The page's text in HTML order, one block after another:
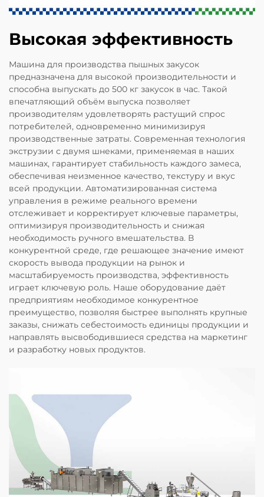
Высокая эффективность
Машина для производства пышных закусок
предназначена для высокой производительности и
способна выпускать до 500 кг закусок в час. Такой
впечатляющий объём выпуска позволяет
производителям удовлетворять растущий спрос
потребителей, одновременно минимизируя
производственные затраты. Современная технология
экструзии с двумя шнеками, применяемая в наших
машинах, гарантирует стабильность каждого замеса,
обеспечивая неизменное качество, текстуру и вкус
всей продукции. Автоматизированная система
управления в режиме реального времени
отслеживает и корректирует ключевые параметры,
оптимизируя производительность и снижая
необходимость ручного вмешательства. В
конкурентной среде, где решающее значение имеют
скорость вывода продукции на рынок и
масштабируемость производства, эффективность
играет ключевую роль. Наше оборудование даёт
предприятиям необходимое конкурентное
преимущество, позволяя быстрее выполнять крупные
заказы, снижать себестоимость единицы продукции и
направлять высвободившиеся средства на маркетинг
и разработку новых продуктов.